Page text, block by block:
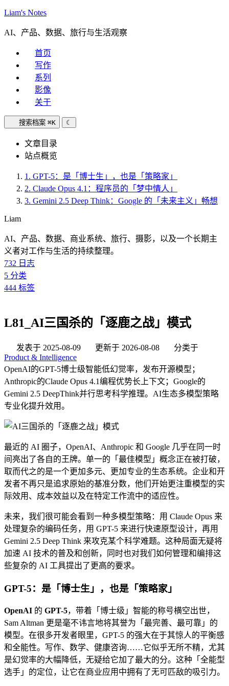
Liam's Notes
AI、产品、数据、旅行与生活观察
首页
写作
系列
影像
关于
搜索档案 ⌘K ☾
文章目录
站点概览
1. GPT-5：是「博士生」，也是「策略家」
2. Claude Opus 4.1：程序员的「梦中情人」
3. Gemini 2.5 Deep Think：Google 的「未来主义」畅想
Liam
AI、产品、数据、商业系统、旅行、摄影，以及一个长期主
义者对工作与生活的持续整理。
732 日志
5 分类
444 标签
L81_AI三国杀的「逐鹿之战」模式
发表于 2025-08-09 更新于 2026-08-08
分类于
Product & Intelligence
OpenAI的GPT-5博士级智能低幻觉率，发布开源模型；
Anthropic的Claude Opus 4.1编程优势长上下文；Google的
Gemini 2.5 DeepThink并行思考科学推理。AI生态多模型策略
专业化提升效用。
最近的 AI 圈子，OpenAI、Anthropic 和 Google 几乎在同一时
间亮出了各自的王牌。单一的「最佳模型」概念正在被打破，
取而代之的是一个更加多元、更加专业的生态系统。企业和开
发者不再只是追求原始的基准分数，他们开始更注重模型的实
际效用、成本效益以及在特定工作流中的适应性。
未来，我们很可能会看到一种多模型策略：用 Claude Opus 来
处理复杂的编码任务，用 GPT-5 来进行快速原型设计，再用
Gemini 2.5 Deep Think 来攻克某个科学难题。这种局面无疑将
加速 AI 技术的普及和创新，同时也对我们如何管理和编排这
些复杂的 AI 工具提出了更高的要求。
GPT-5：是「博士生」，也是「策略家」
OpenAI 的 GPT-5，带着「博士级」智能的称号横空出世，
Sam Altman 更是毫不讳言地将其誉为「最完善、最可靠」的
模型。在很多开发者眼里，GPT-5 的强大在于其惊人的平衡感
和全能性。写作、数学、健康咨询……它似乎无所不精，尤其
是幻觉率的大幅降低，无疑给它加了最大的分。这种「全能型
选手」的定位，让它在商业应用中拥有了无可匹敌的吸引力。